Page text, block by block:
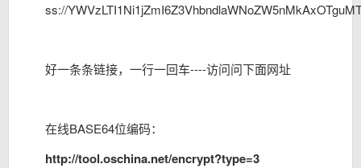
ss://
好一条条链接，一行一回车----访问问下面网址
在线BASE64位编码：
http://tool.oschina.net/encrypt?type=3